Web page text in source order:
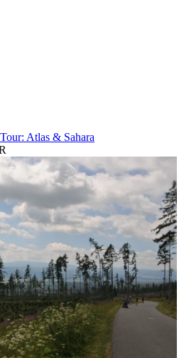
Atlas & Sahara